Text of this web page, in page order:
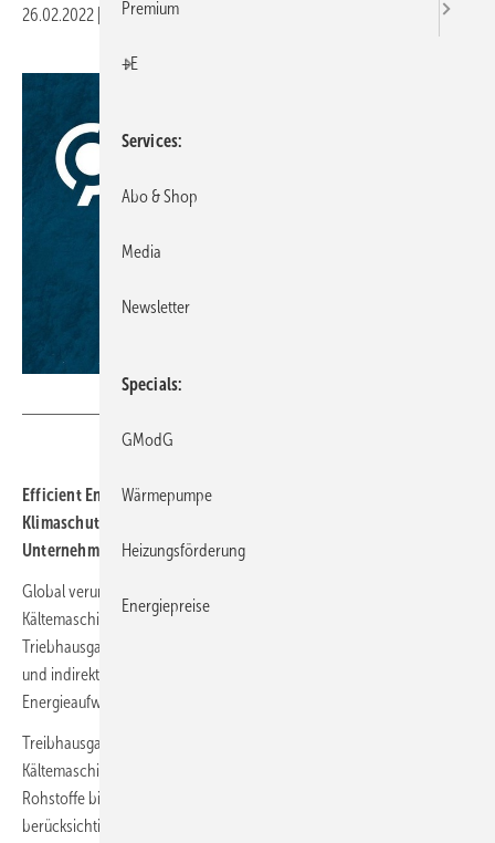
26.02.2022 Druckvorschau
Efficient Energy setzt ein Zeichen in Sachen Nachhaltigkeit und
Klimaschutz in der Kälteindustrie: Ab 2022 produziert das
Unternehmen seine eChiller-Produktserie klimaneutral.
Global verursacht die Kälteindustrie mit dem Betrieb von
Kältemaschinen und Klimageräten etwa 8 % der weltweiten
Triebhausgasemissionen. Dabei handelt es sich nur um die direkten
und indirekten Emissionen, die durch Kältemittel und den
Energieaufwand für den Betrieb entstehen.
Treibhausgasemissionen aus dem gesamten Lebenszyklus der
Kältemaschinen, die auch die Ökobilanz von der Gewinnung der
Rohstoffe bis zur Entsorgung einbeziehen, sind hierbei noch nicht
berücksichtigt.
Premium
+E
Services
Abo & Shop
Media
Newsletter
Specials
GModG
Wärmepumpe
Heizungsförderung
Energiepreise